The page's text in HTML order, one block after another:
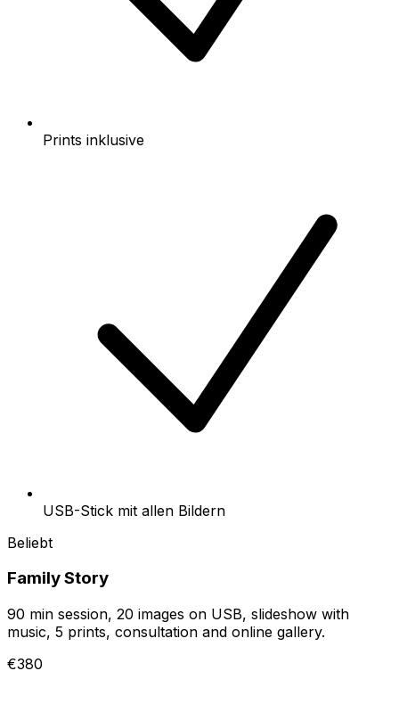
Prints inklusive
USB-Stick mit allen Bildern
Beliebt
Family Story
90 min session, 20 images on USB, slideshow with
music, 5 prints, consultation and online gallery.
€380